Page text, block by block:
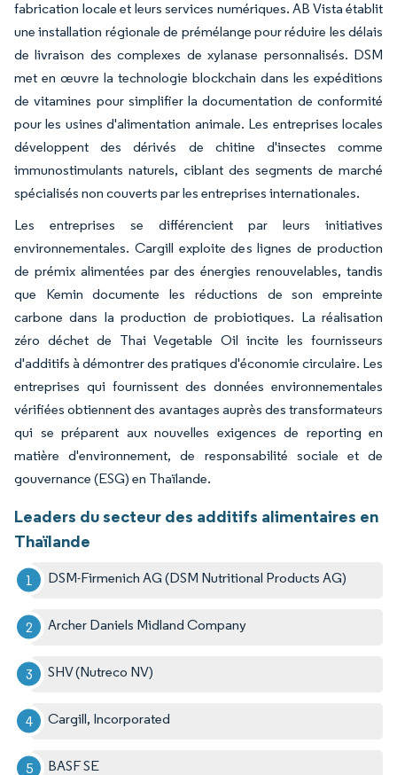
fabrication locale et leurs services numériques. AB Vista établit
une installation régionale de prémélange pour réduire les délais
de livraison des complexes de xylanase personnalisés. DSM
met en œuvre la technologie blockchain dans les expéditions
de vitamines pour simplifier la documentation de conformité
pour les usines d'alimentation animale. Les entreprises locales
développent des dérivés de chitine d'insectes comme
immunostimulants naturels, ciblant des segments de marché
spécialisés non couverts par les entreprises internationales.
Les entreprises se différencient par leurs initiatives
environnementales. Cargill exploite des lignes de production
de prémix alimentées par des énergies renouvelables, tandis
que Kemin documente les réductions de son empreinte
carbone dans la production de probiotiques. La réalisation
zéro déchet de Thai Vegetable Oil incite les fournisseurs
d'additifs à démontrer des pratiques d'économie circulaire. Les
entreprises qui fournissent des données environnementales
vérifiées obtiennent des avantages auprès des transformateurs
qui se préparent aux nouvelles exigences de reporting en
matière d'environnement, de responsabilité sociale et de
gouvernance (ESG) en Thaïlande.
Leaders du secteur des additifs alimentaires en
Thaïlande
DSM-Firmenich AG (DSM Nutritional Products AG)
Archer Daniels Midland Company
SHV (Nutreco NV)
Cargill, Incorporated
BASF SE